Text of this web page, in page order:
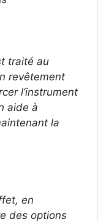
traité au
revêtement
l’instrument
aide à
la
en
des options